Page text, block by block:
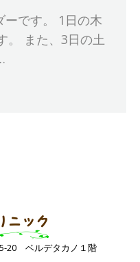
ーです。 1日の木
。 また、3日の土
20 ベルデタカノ１階